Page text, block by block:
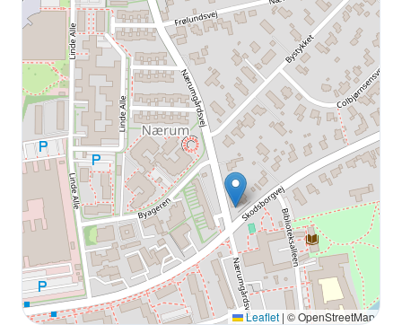
Leaflet | © OpenStreetMap